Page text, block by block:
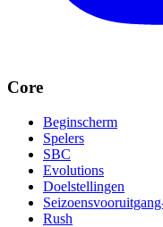
Core
Beginscherm
Spelers
SBC
Evolutions
Doelstellingen
Rush